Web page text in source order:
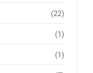
(22)
(1)
(1)